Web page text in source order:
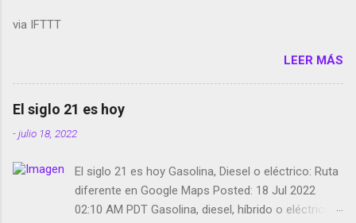
Live Photos en Google Photos Llegando Partimos
Dictados en Android El tamaño y su importancia...
via IFTTT
LEER MÁS
El siglo 21 es hoy
-julio 18, 2022
El siglo 21 es hoy Gasolina, Diesel o eléctrico: Ruta
diferente en Google Maps Posted: 18 Jul 2022
02:10 AM PDT Gasolina, diesel, híbrido o eléctrico: